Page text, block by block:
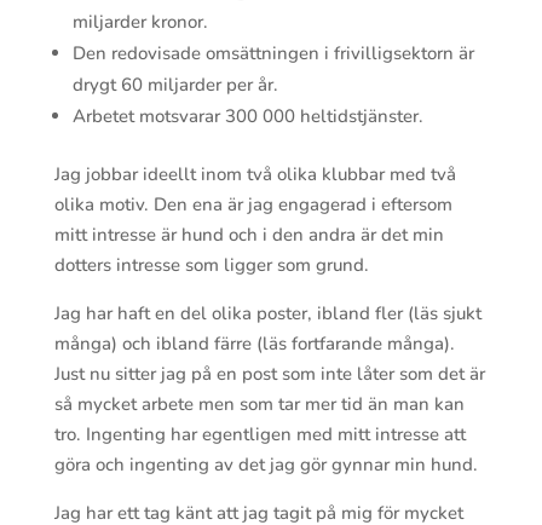
miljarder kronor.
Den redovisade omsättningen i frivilligsektorn är
drygt 60 miljarder per år.
Arbetet motsvarar 300 000 heltidstjänster.
Jag jobbar ideellt inom två olika klubbar med två
olika motiv. Den ena är jag engagerad i eftersom
mitt intresse är hund och i den andra är det min
dotters intresse som ligger som grund.
Jag har haft en del olika poster, ibland fler (läs sjukt
många) och ibland färre (läs fortfarande många).
Just nu sitter jag på en post som inte låter som det är
så mycket arbete men som tar mer tid än man kan
tro. Ingenting har egentligen med mitt intresse att
göra och ingenting av det jag gör gynnar min hund.
Jag har ett tag känt att jag tagit på mig för mycket